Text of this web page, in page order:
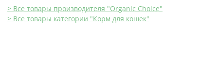
> Все товары производителя "Organic Сhoice"
> Все товары категории "Корм для кошек"